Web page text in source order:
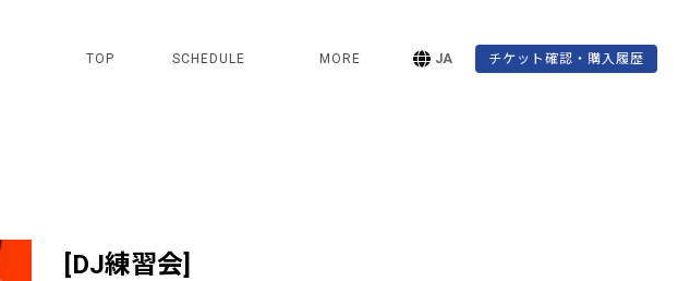
TOP SCHEDULE MORE JA チケット確認・購入履歴
[DJ練習会]